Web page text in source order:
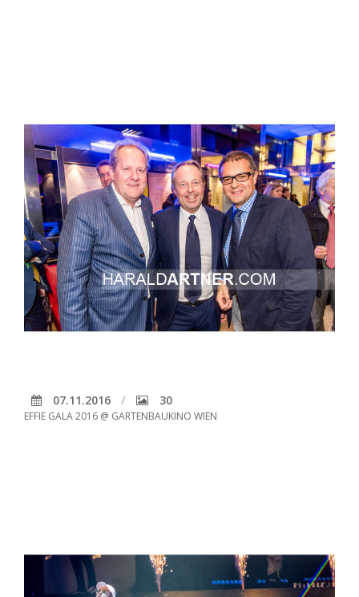
07.11.2016 30
EFFIE GALA 2016 @ GARTENBAUKINO WIEN